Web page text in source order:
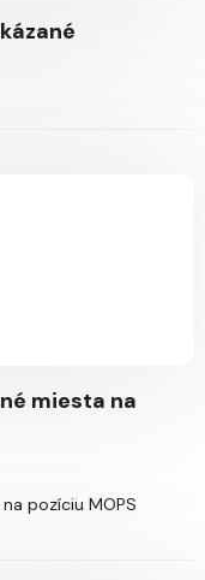
miesta na
pozíciu MOPS